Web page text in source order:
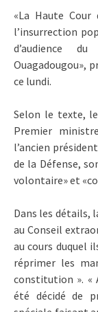
«La Haute
l’insurrection
d’audience
Ouagadougou»,
ce lundi.
Selon le texte,
Premier
l’ancien
de la Défense,
volontaire» et
Dans les détails,
au Conseil
au cours duquel
réprimer les
constitution ». «
été décidé de